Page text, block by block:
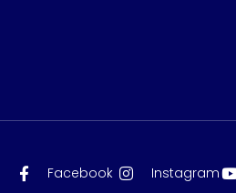
Facebook Instagram